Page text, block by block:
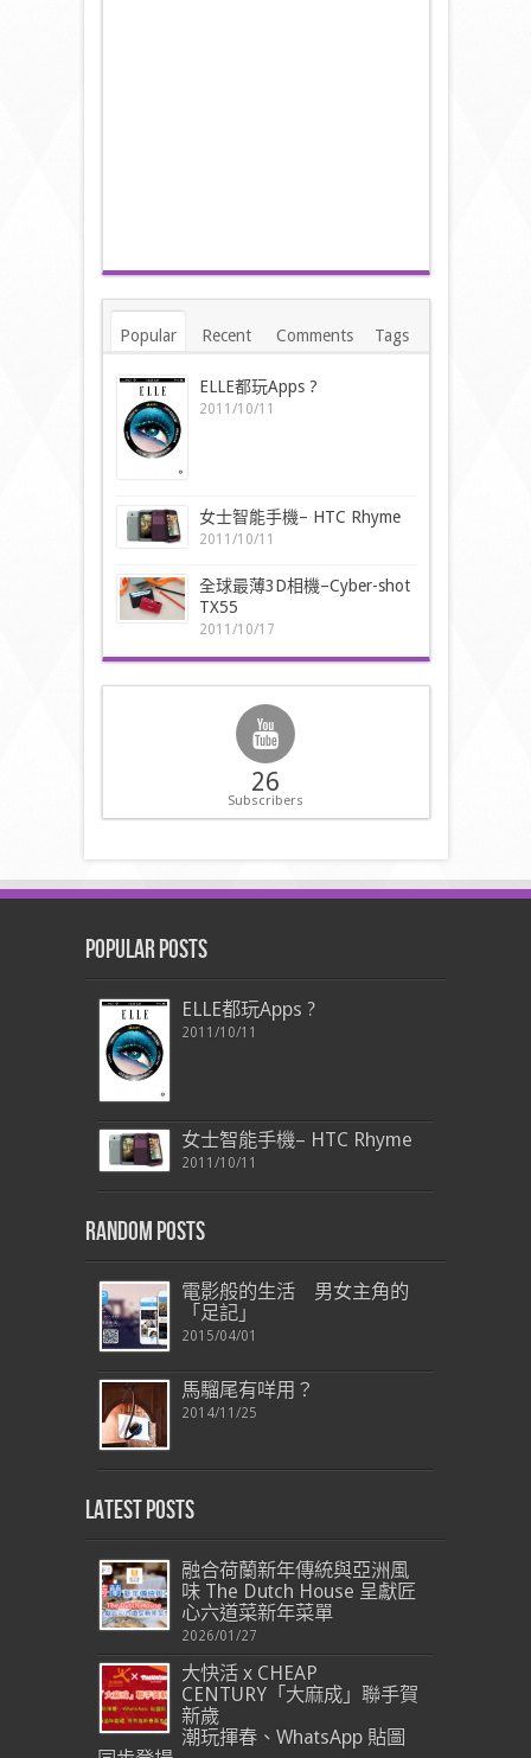
Popular Recent Comments Tags
ELLE都玩Apps ?
2011/10/11
女士智能手機– HTC Rhyme
2011/10/11
全球最薄3D相機–Cyber-shot
TX55
2011/10/17
26
Subscribers
Popular Posts
ELLE都玩Apps ?
2011/10/11
女士智能手機– HTC Rhyme
2011/10/11
Random Posts
電影般的生活 男女主角的
「足記」
2015/04/01
馬騮尾有咩用？
2014/11/25
Latest Posts
融合荷蘭新年傳統與亞洲風
味 The Dutch House 呈獻匠
心六道菜新年菜單
2026/01/27
大快活 x CHEAP
CENTURY「大麻成」聯手賀
新歲
潮玩揮春、WhatsApp 貼圖